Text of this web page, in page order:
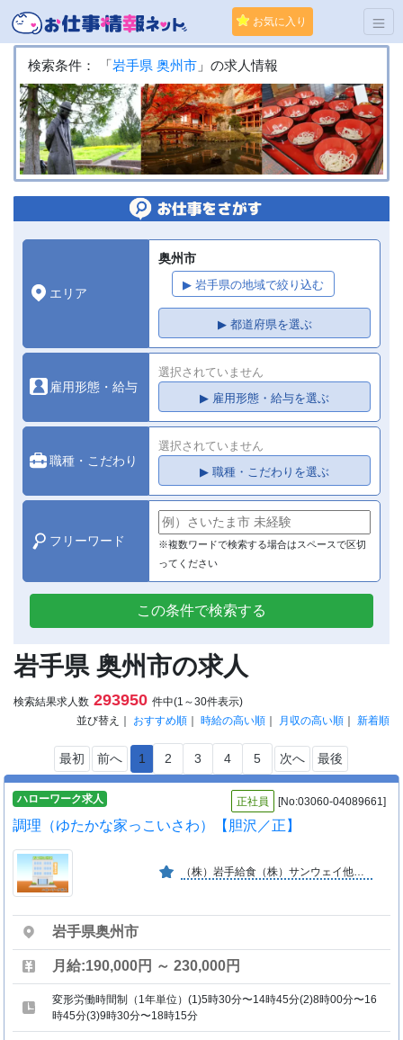
お気に入り
検索条件： 「 岩手県 奥州市 」の求人情報
エリア
奥州市
▶ 岩手県の地域で絞り込む
▶ 都道府県を選ぶ
雇用形態・給与
選択されていません
▶ 雇用形態・給与を選ぶ
職種・こだわり
選択されていません
▶ 職種・こだわりを選ぶ
フリーワード
※複数ワードで検索する場合はスペースで区切
ってください
この条件で検索する
岩手県 奥州市の求人
検索結果求人数 293950 件中(1～30件表示)
並び替え｜ おすすめ順 ｜ 時給の高い順 ｜ 月収の高い順 ｜ 新着順
最初 前へ 1 2 3 4 5 次へ 最後
ハローワーク求人 正社員 [No:03060-04089661]
調理（ゆたかな家っこいさわ）【胆沢／正】
（株）岩手給食（株）サンウェイ他拠点として結婚式場２店舗 （リサージュラヴィモア、ザ・ジャポナイズリサージュ）、通所介護ディーサービス（ハーティーホーム）
岩手県奥州市
月給:190,000円 ～ 230,000円
変形労働時間制（1年単位）(1)5時30分〜14時45分(2)8時00分〜16
時45分(3)9時30分〜18時15分